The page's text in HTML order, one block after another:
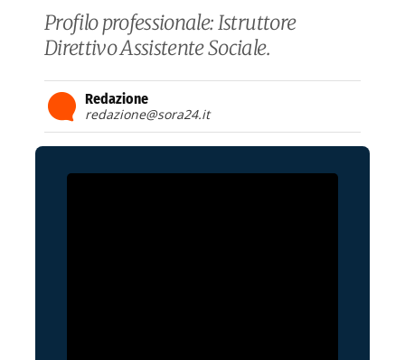
Profilo professionale: Istruttore
Direttivo Assistente Sociale.
Redazione
redazione@sora24.it